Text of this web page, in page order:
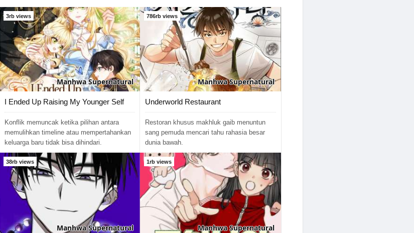
3rb views
ManhwaSupernatural
I Ended Up Raising My Younger Self
Konflik memuncak ketika pilihan antara
memulihkan timeline atau mempertahankan
keluarga baru tidak bisa dihindari.
786rb views
ManhwaSupernatural
Underworld Restaurant
Restoran khusus makhluk gaib menuntun
sang pemuda mencari tahu rahasia besar
dunia bawah.
38rb views
ManhwaSupernatural
1rb views
ManhwaSupernatural